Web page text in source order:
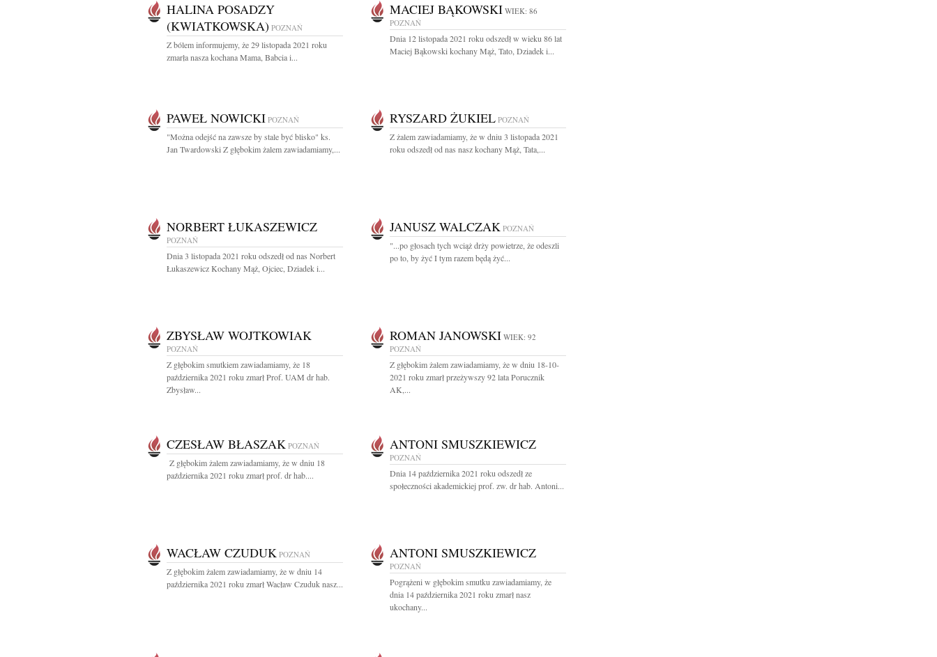
HALINA POSADZY
(KWIATKOWSKA) POZNAŃ
Z bólem informujemy, że 29 listopada 2021 roku
zmarła nasza kochana Mama, Babcia i...
MACIEJ BĄKOWSKI WIEK: 86
POZNAŃ
Dnia 12 listopada 2021 roku odszedł w wieku 86 lat
Maciej Bąkowski kochany Mąż, Tato, Dziadek i...
PAWEŁ NOWICKI POZNAŃ
"Można odejść na zawsze by stale być blisko" ks.
Jan Twardowski Z głębokim żalem zawiadamiamy,...
RYSZARD ŻUKIEL POZNAŃ
Z żalem zawiadamiamy, że w dniu 3 listopada 2021
roku odszedł od nas nasz kochany Mąż, Tata,...
NORBERT ŁUKASZEWICZ
POZNAŃ
Dnia 3 listopada 2021 roku odszedł od nas Norbert
Łukaszewicz Kochany Mąż, Ojciec, Dziadek i...
JANUSZ WALCZAK POZNAŃ
"...po głosach tych wciąż drży powietrze, że odeszli
po to, by żyć I tym razem będą żyć...
ZBYSŁAW WOJTKOWIAK
POZNAŃ
Z głębokim smutkiem zawiadamiamy, że 18
października 2021 roku zmarł Prof. UAM dr hab.
Zbysław...
ROMAN JANOWSKI WIEK: 92
POZNAŃ
Z głębokim żalem zawiadamiamy, że w dniu 18-10-
2021 roku zmarł przeżywszy 92 lata Porucznik
AK,...
CZESŁAW BŁASZAK POZNAŃ
Z głębokim żalem zawiadamiamy, że w dniu 18
października 2021 roku zmarł prof. dr hab....
ANTONI SMUSZKIEWICZ
POZNAŃ
Dnia 14 października 2021 roku odszedł ze
społeczności akademickiej prof. zw. dr hab. Antoni...
WACŁAW CZUDUK POZNAŃ
Z głębokim żalem zawiadamiamy, że w dniu 14
października 2021 roku zmarł Wacław Czuduk nasz...
ANTONI SMUSZKIEWICZ
POZNAŃ
Pogrążeni w głębokim smutku zawiadamiamy, że
dnia 14 października 2021 roku zmarł nasz
ukochany...